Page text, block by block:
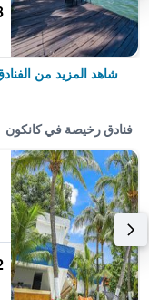
شاهد المزيد من
فنادق رخيصة في كانكون